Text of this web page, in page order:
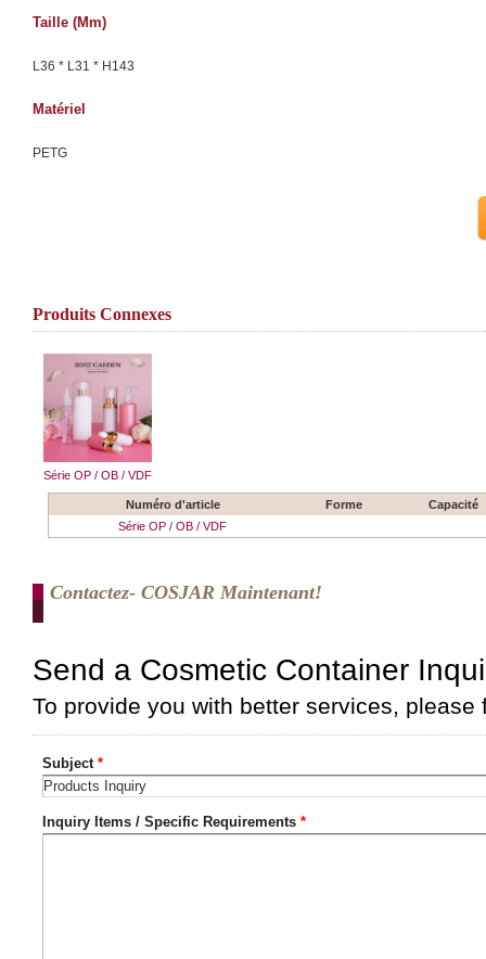
Taille (mm)
L36 * L31 * H143
Matériel
PETG
Produits Connexes
Série OP / OB / VDF
Numéro d'article Forme
Capacité
Série OP / OB / VDF
Contactez- COSJAR Maintenant!